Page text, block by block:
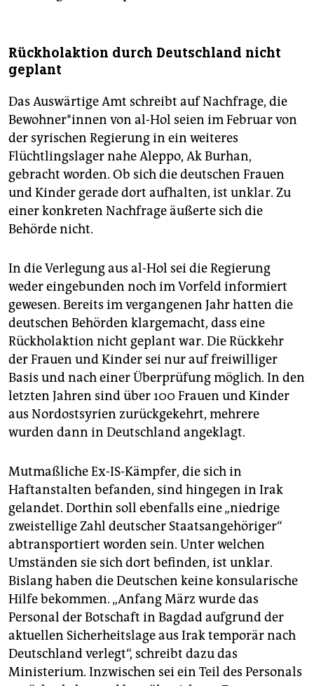
Rückholaktion durch Deutschland nicht
geplant
Das Auswärtige Amt schreibt auf Nachfrage, die
Be­woh­ne­r*in­nen von al-Hol seien im Februar von
der syrischen Regierung in ein weiteres
Flüchtlingslager nahe Aleppo, Ak Burhan,
gebracht worden. Ob sich die deutschen Frauen
und Kinder gerade dort aufhalten, ist unklar. Zu
einer konkreten Nachfrage äußerte sich die
Behörde nicht.
In die Verlegung aus al-Hol sei die Regierung
weder eingebunden noch im Vorfeld informiert
gewesen. Bereits im vergangenen Jahr hatten die
deutschen Behörden klargemacht, dass eine
Rückholaktion nicht geplant war. Die Rückkehr
der Frauen und Kinder sei nur auf freiwilliger
Basis und nach einer Überprüfung möglich. In den
letzten Jahren sind über 100 Frauen und Kinder
aus Nordostsyrien zurückgekehrt, mehrere
wurden dann in Deutschland angeklagt.
Mutmaßliche Ex-IS-Kämpfer, die sich in
Haftanstalten befanden, sind hingegen in Irak
gelandet. Dorthin soll ebenfalls eine „niedrige
zweistellige Zahl deutscher Staatsangehöriger“
abtransportiert worden sein. Unter welchen
Umständen sie sich dort befinden, ist unklar.
Bislang haben die Deutschen keine konsularische
Hilfe bekommen. „Anfang März wurde das
Personal der Botschaft in Bagdad aufgrund der
aktuellen Sicherheitslage aus Irak temporär nach
Deutschland verlegt“, schreibt dazu das
Ministerium. Inzwischen sei ein Teil des Personals